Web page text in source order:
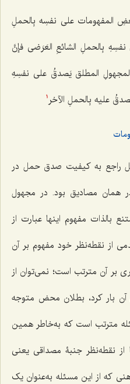
المفهومات على نفسِه بِالحملِ
بِالحملِ الشائعِ العَرَضی فإنَّ
المطلق یَصدقُ على نفسِهِ
علیه بِالحملِ الآخر 1
راجع به کیفیت صدق حمل در
همان مصادیق بود. در مجهول
بالذات مفهوم اینها عبارت از
از نقطه‌نظر خود مفهوم بر آن
بر آن مترتب است؛ نمی‌توان از
آن بار کرد، بطلان محض متوجه
مترتب است که به‌خاطر همین
نقطه‌نظر جنبۀ مصداقى یعنى
که از این مسئله به‌عنوان یک